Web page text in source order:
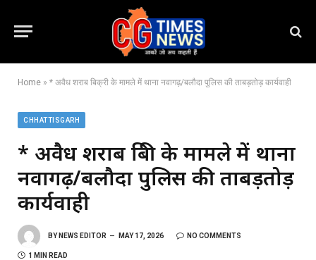
Home » * अवैध शराब बिक्री के मामले में थाना नवागढ़/बलौदा पुलिस की ताबड़तोड़ कार्यवाही
CHHATTISGARH
* अवैध शराब बिक्री के मामले में थाना
नवागढ़/बलौदा पुलिस की ताबड़तोड़
कार्यवाही
BY NEWS EDITOR MAY 17, 2026 NO COMMENTS
1 MIN READ